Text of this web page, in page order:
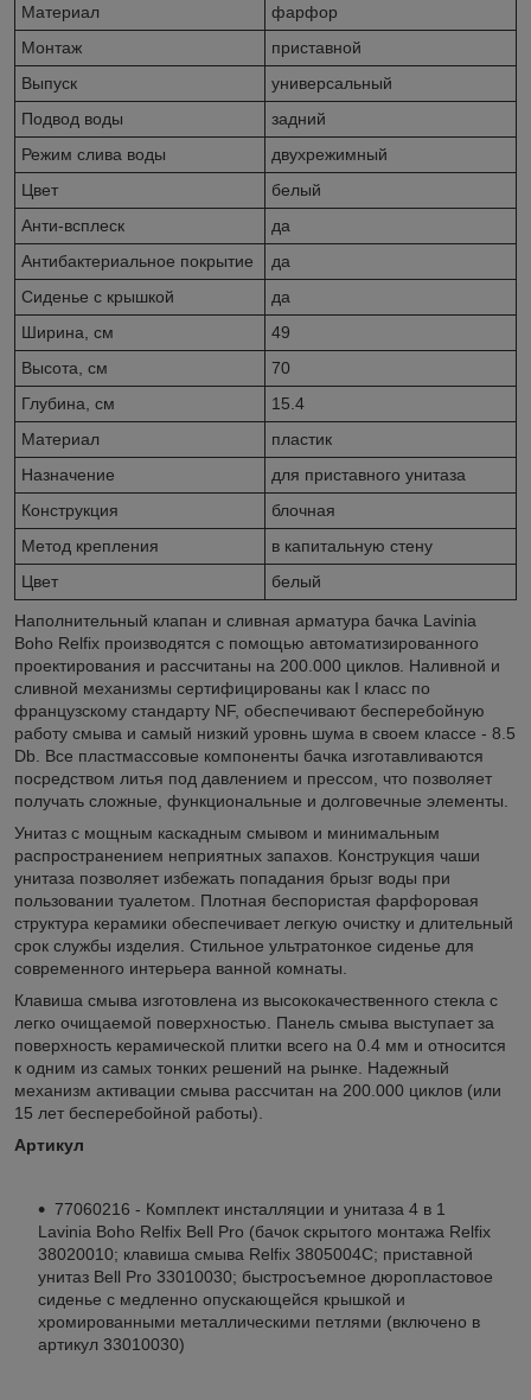
Материал
фарфор
Монтаж
приставной
Выпуск
универсальный
Подвод воды
задний
Режим слива воды
двухрежимный
Цвет
белый
Анти-всплеск
да
Антибактериальное покрытие
да
Сиденье c крышкой
да
Ширина, см
49
Высота, см
70
Глубина, см
15.4
Материал
пластик
Назначение
для приставного унитаза
Конструкция
блочная
Метод крепления
в капитальную стену
Цвет
белый
Наполнительный клапан и сливная арматура бачка Lavinia
Boho Relfix производятся с помощью автоматизированного
проектирования и рассчитаны на 200.000 циклов. Наливной и
сливной механизмы сертифицированы как I класс по
французскому стандарту NF, обеспечивают бесперебойную
работу смыва и самый низкий уровнь шума в своем классе - 8.5
Db. Все пластмассовые компоненты бачка изготавливаются
посредством литья под давлением и прессом, что позволяет
получать сложные, функциональные и долговечные элементы.
Унитаз с мощным каскадным смывом и минимальным
распространением неприятных запахов. Конструкция чаши
унитаза позволяет избежать попадания брызг воды при
пользовании туалетом. Плотная беспористая фарфоровая
структура керамики обеспечивает легкую очистку и длительный
срок службы изделия. Стильное ультратонкое сиденье для
современного интерьера ванной комнаты.
Клавиша смыва изготовлена из высококачественного стекла с
легко очищаемой поверхностью. Панель смыва выступает за
поверхность керамической плитки всего на 0.4 мм и относится
к одним из самых тонких решений на рынке. Надежный
механизм активации смыва рассчитан на 200.000 циклов (или
15 лет бесперебойной работы).
Артикул
77060216 - Комплект инсталляции и унитаза 4 в 1
Lavinia Boho Relfix Bell Pro (бачок скрытого монтажа Relfix
38020010; клавиша смыва Relfix 3805004C; приставной
унитаз Bell Pro 33010030; быстросъемное дюропластовое
сиденье с медленно опускающейся крышкой и
хромированными металлическими петлями (включено в
артикул 33010030)